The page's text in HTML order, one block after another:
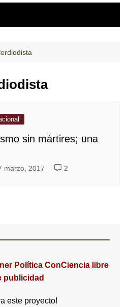
sin mártires; una
marzo, 2017 2
Política ConCiencia libre
publicidad
este proyecto!